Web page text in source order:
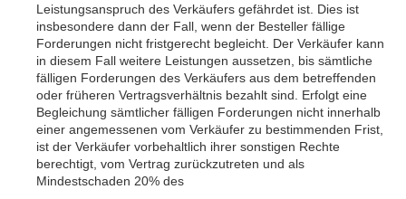
Leistungsanspruch des Verkäufers gefährdet ist. Dies ist
insbesondere dann der Fall, wenn der Besteller fällige
Forderungen nicht fristgerecht begleicht. Der Verkäufer kann
in diesem Fall weitere Leistungen aussetzen, bis sämtliche
fälligen Forderungen des Verkäufers aus dem betreffenden
oder früheren Vertragsverhältnis bezahlt sind. Erfolgt eine
Begleichung sämtlicher fälligen Forderungen nicht innerhalb
einer angemessenen vom Verkäufer zu bestimmenden Frist,
ist der Verkäufer vorbehaltlich ihrer sonstigen Rechte
berechtigt, vom Vertrag zurückzutreten und als
Mindestschaden 20% des